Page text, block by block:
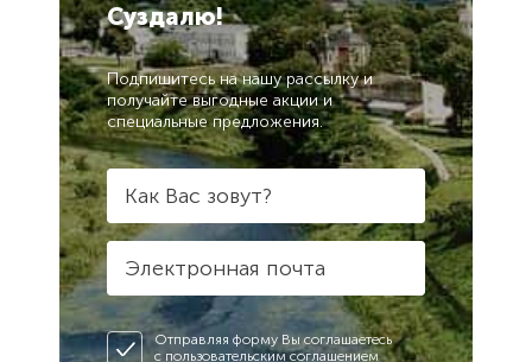
Отправляя
форму Вы
соглашаетесь
с
пользовательским
соглашением
Отправить
Отправляя
форму Вы
соглашаетесь
с
пользовательским
соглашением
Отправить
Закрыть
Суздалю!
Подпишитесь на нашу рассылку и
получайте выгодные акции и
специальные предложения.
Как Вас зовут?
Электронная почта
Отправляя форму Вы соглашаетесь
с пользовательским соглашением